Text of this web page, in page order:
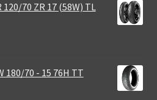
70 ZR 17 (58W) TL
180/70 - 15 76H TT